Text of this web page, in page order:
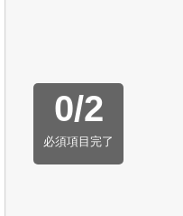
0/2
必須項目完了